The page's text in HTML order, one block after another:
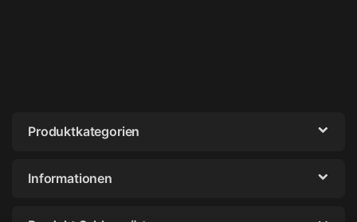
Produktkategorien
Informationen